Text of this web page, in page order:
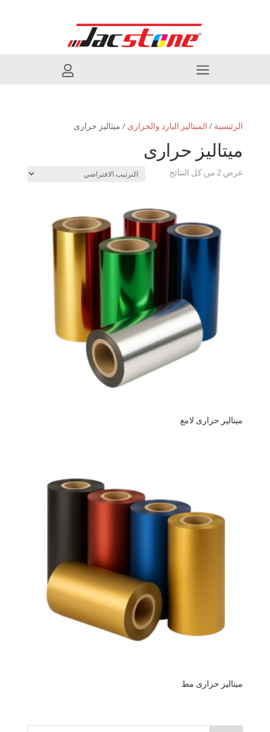
a

الرئيسية / الميتاليز البارد والحرارى / ميتاليز حرارى
ميتاليز حرارى
عرض ⁦2⁩ من كل النتائج
ميتاليز حرارى لامع
ميتاليز حرارى مط